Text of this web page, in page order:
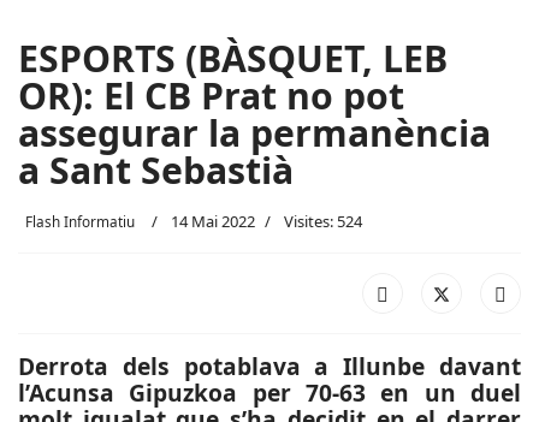
ESPORTS (BÀSQUET, LEB
OR): El CB Prat no pot
assegurar la permanència
a Sant Sebastià
Flash Informatiu 14 Mai 2022 Visites: 524
Derrota dels potablava a Illunbe davant
l’Acunsa Gipuzkoa per 70-63 en un duel